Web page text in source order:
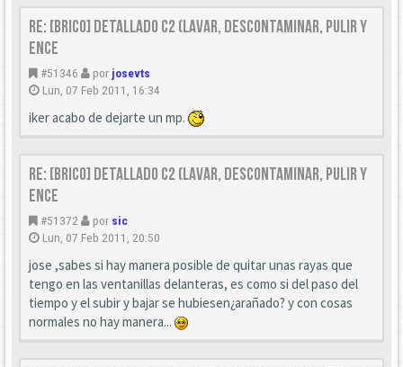
Re: [Brico] Detallado C2 (Lavar, descontaminar, pulir y
ence
#51346 por josevts
Lun, 07 Feb 2011, 16:34
iker acabo de dejarte un mp.
Re: [Brico] Detallado C2 (Lavar, descontaminar, pulir y
ence
#51372 por sic
Lun, 07 Feb 2011, 20:50
jose ,sabes si hay manera posible de quitar unas rayas que
tengo en las ventanillas delanteras, es como si del paso del
tiempo y el subir y bajar se hubiesen¿arañado? y con cosas
normales no hay manera...